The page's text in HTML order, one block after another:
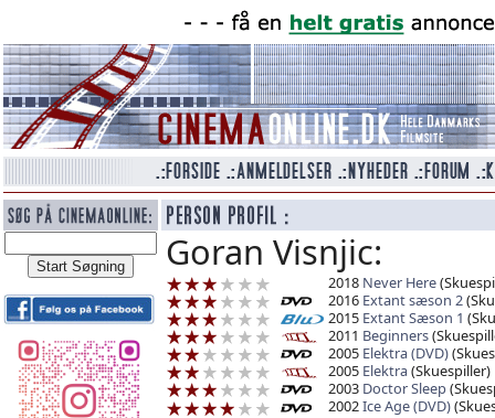
Goran Visnjic:
2018 Never Here
2016 Extant sæson 2
2015 Extant Sæson 1
2011 Beginners
2005 Elektra (DVD)
2005 Elektra(Skuespiller)
2003 Doctor Sleep
2002Ice Age (DVD)